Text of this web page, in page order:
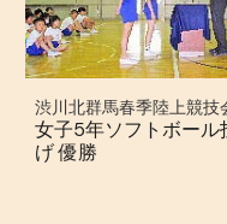
渋川北群馬春季陸上競技
女子5年ソフトボール
げ 優勝